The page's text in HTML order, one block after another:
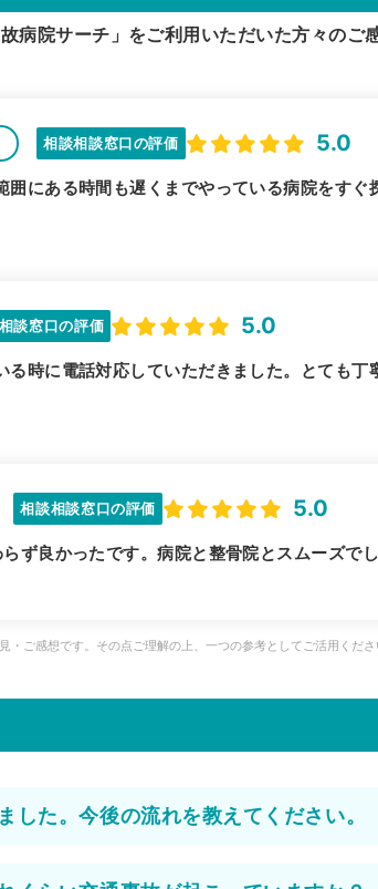
病院サーチ」をご利用いただいた方々のご
相談相談窓口の評価 5.0
囲にある時間も遅くまでやっている病院をすぐ
談窓口の評価 5.0
時に電話対応していただきました。とても丁
相談相談窓口の評価 5.0
ず良かったです。病院と整骨院とスムーズでし
ご感想です。その点ご理解の上、一つの参考としてご活用くださ
した。今後の流れを教えてください。